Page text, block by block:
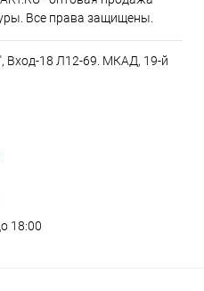
Все права защищены.
Вход-18 Л12-69. МКАД, 19-й
18:00